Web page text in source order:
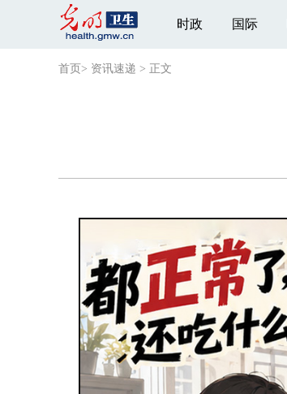
时政 国际
首页 > 资讯速递 > 正文